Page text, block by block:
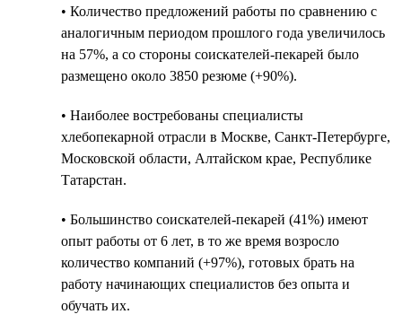
• Количество предложений работы по сравнению с
аналогичным периодом прошлого года увеличилось
на 57%, а со стороны соискателей-пекарей было
размещено около 3850 резюме (+90%).
• Наиболее востребованы специалисты
хлебопекарной отрасли в Москве, Санкт-Петербурге,
Московской области, Алтайском крае, Республике
Татарстан.
• Большинство соискателей-пекарей (41%) имеют
опыт работы от 6 лет, в то же время возросло
количество компаний (+97%), готовых брать на
работу начинающих специалистов без опыта и
обучать их.